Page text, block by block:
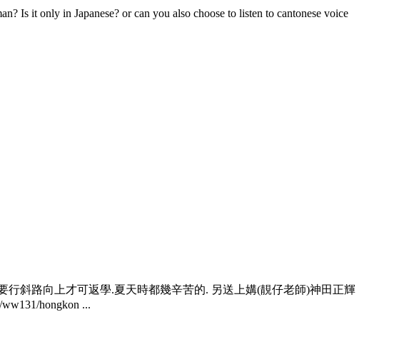
Is it only in Japanese? or can you also choose to listen to cantonese voice
行斜路向上才可返學.夏天時都幾辛苦的. 另送上媾(靚仔老師)神田正輝
hongkon ...